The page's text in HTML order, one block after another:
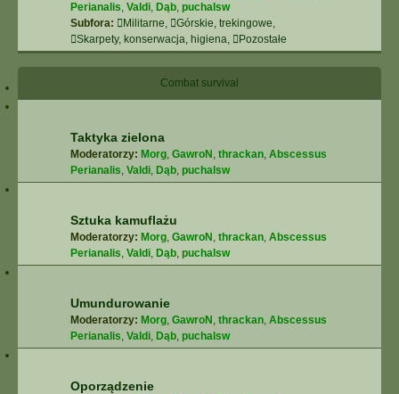
Perianalis, Valdi, Dąb, puchalsw
Subfora:
Militarne, Górskie, trekingowe,
Skarpety, konserwacja, higiena, Pozostałe
Combat survival
Taktyka zielona
Moderatorzy: Morg, GawroN , thrackan, Abscessus
Perianalis, Valdi, Dąb, puchalsw
Sztuka kamuflażu
Moderatorzy: Morg, GawroN , thrackan, Abscessus
Perianalis, Valdi, Dąb, puchalsw
Umundurowanie
Moderatorzy: Morg, GawroN , thrackan, Abscessus
Perianalis, Valdi, Dąb, puchalsw
Oporządzenie